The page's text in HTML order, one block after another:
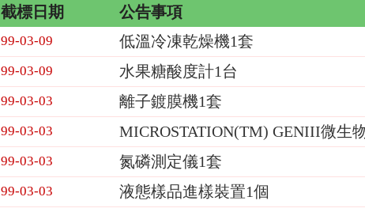
截標日期 公告事項
99-03-09 低溫冷凍乾燥機1套
99-03-09 水果糖酸度計1台
99-03-03 離子鍍膜機1套
99-03-03 MICROSTATION(TM) GENIII微生
99-03-03 氮磷測定儀1套
99-03-03 液態樣品進樣裝置1個